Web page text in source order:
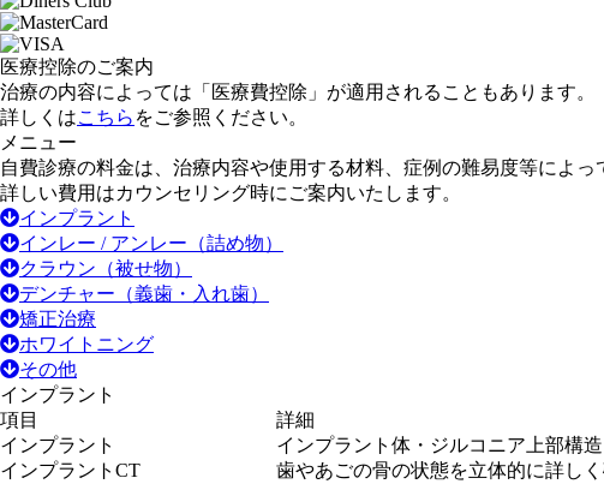
医療控除のご案内
治療の内容によっては「医療費控除」が適用されることもあります。
詳しくはこちら をご参照ください。
メニュー
自費診療の料金は、治療内容や使用する材料、症例の難易度等によっ
詳しい費用はカウンセリング時にご案内いたします。
インプラント
インレー / アンレー（詰め物）
クラウン（被せ物）
デンチャー（義歯・入れ歯）
矯正治療
ホワイトニング
その他
インプラント
項目
詳細
インプラント
インプラント体・ジルコニア上部構
インプラントCT
歯やあごの骨の状態を立体的に詳し